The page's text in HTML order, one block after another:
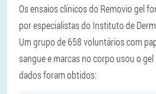
Os ensaios clínicos do Removio gel
por especialistas do Instituto de
Um grupo de 658 voluntários com
sangue e marcas no corpo usou o
dados foram obtidos: